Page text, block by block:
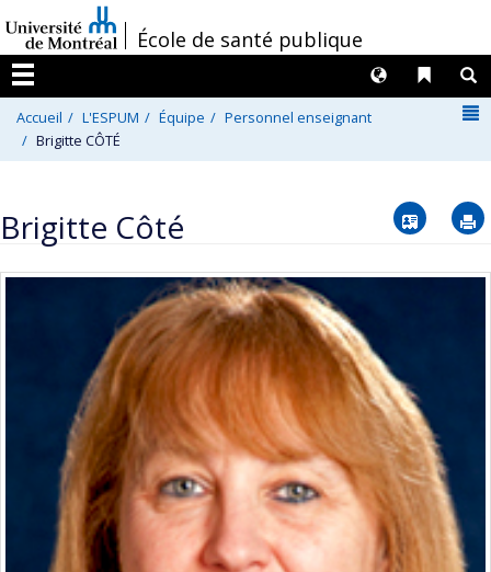
au
contenu
/École de santé publique
Menu
Liens
Langues
Accueil L'ESPUM Équipe
Personnel enseignant
Brigitte CÔTÉ
Brigitte Côté Vcard